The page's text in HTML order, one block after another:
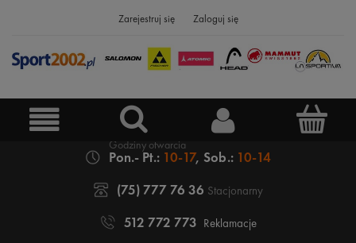
Zarejestruj się Zaloguj się
Pon.- Pt.: 10-17, Sob.: 10-14
(75) 777 76 36 Stacjonarny
512 772 773 Reklamacje